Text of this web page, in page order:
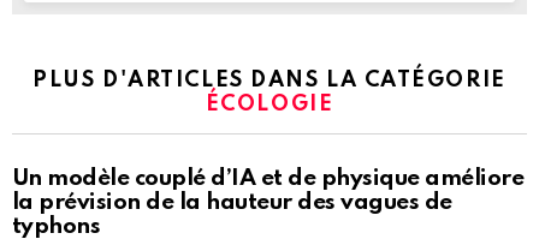
PLUS D'ARTICLES DANS LA CATÉGORIE
ÉCOLOGIE
Un modèle couplé d’IA et de physique améliore
la prévision de la hauteur des vagues de
typhons